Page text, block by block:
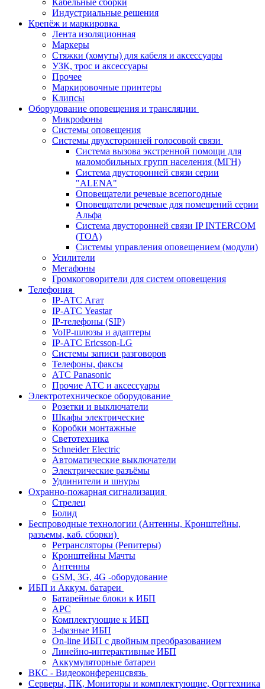
Кабельные сборки
Индустриальные решения
Крепёж и маркировка
Лента изоляционная
Маркеры
Стяжки (хомуты) для кабеля и аксессуары
УЗК, трос и аксессуары
Прочее
Маркировочные принтеры
Клипсы
Оборудование оповещения и трансляции
Микрофоны
Системы оповещения
Системы двухсторонней голосовой связи
Система вызова экстренной помощи для
маломобильных групп населения (МГН)
Система двусторонней связи серии
"ALENA"
Оповещатели речевые всепогодные
Оповещатели речевые для помещений серии
Альфа
Система двусторонней связи IP INTERCOM
(TOA)
Системы управления оповещением (модули)
Усилители
Мегафоны
Громкоговорители для систем оповещения
Телефония
IP-АТС Агат
IP-АТС Yeastar
IP-телефоны (SIP)
VoIP-шлюзы и адаптеры
IP-АТС Ericsson-LG
Системы записи разговоров
Телефоны, факсы
АТС Panasonic
Прочие АТС и аксессуары
Электротехническое оборудование
Розетки и выключатели
Шкафы электрические
Коробки монтажные
Светотехника
Schneider Electric
Автоматические выключатели
Электрические разъёмы
Удлинители и шнуры
Охранно-пожарная сигнализация
Стрелец
Болид
Беспроводные технологии (Антенны, Кронштейны,
разъемы, каб. сборки)
Ретрансляторы (Репитеры)
Кронштейны Мачты
Антенны
GSM, 3G, 4G -оборудование
ИБП и Аккум. батареи
Батарейные блоки к ИБП
APC
Комплектующие к ИБП
3-фазные ИБП
On-line ИБП с двойным преобразованием
Линейно-интерактивные ИБП
Аккумуляторные батареи
ВКС - Видеоконференцсвязь
Серверы, ПК, Мониторы и комплектующие, Оргтехника